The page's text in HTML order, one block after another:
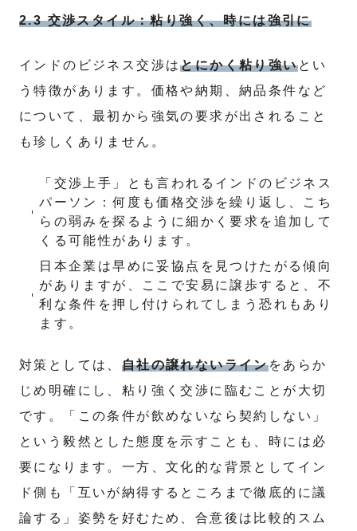
2.3 交渉スタイル：粘り強く、時には強引に
インドのビジネス交渉はとにかく粘り強いとい
う特徴があります。価格や納期、納品条件など
について、最初から強気の要求が出されること
も珍しくありません。
「交渉上手」とも言われるインドのビジネス
パーソン：何度も価格交渉を繰り返し、こち
らの弱みを探るように細かく要求を追加して
くる可能性があります。
日本企業は早めに妥協点を見つけたがる傾向
がありますが、ここで安易に譲歩すると、不
利な条件を押し付けられてしまう恐れもあり
ます。
対策としては、 自社の譲れないラインをあらか
じめ明確にし、粘り強く交渉に臨むことが大切
です。「この条件が飲めないなら契約しない」
という毅然とした態度を示すことも、時には必
要になります。一方、文化的な背景としてイン
ド側も「互いが納得するところまで徹底的に議
論する」姿勢を好むため、合意後は比較的スム